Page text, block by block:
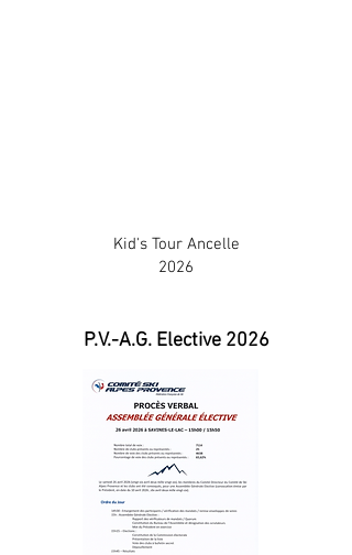
Kid's Tour Ancelle
2026
P.V.-A.G. Elective 2026